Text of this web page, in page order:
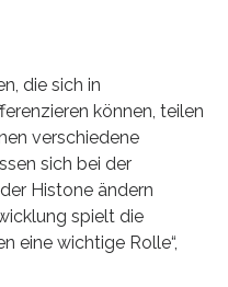
die sich in
können, teilen
verschiedene
sich bei der
Histone ändern
spielt die
eine wichtige Rolle“,